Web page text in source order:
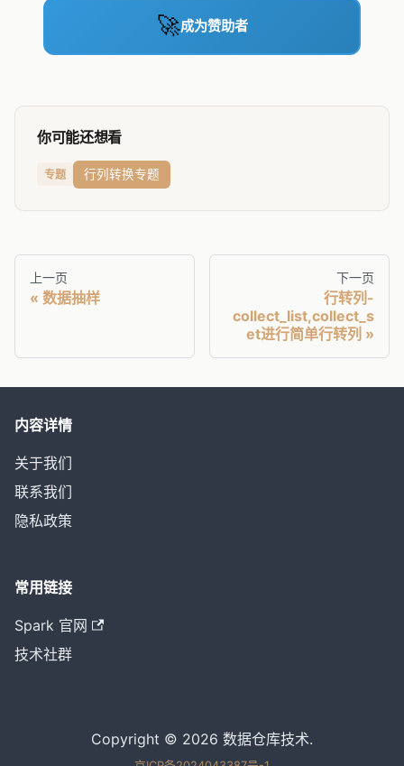
🚀成为赞助者
你可能还想看
专题 行列转换专题
上一页
数据抽样
下一页
行转列-
collect_list,collect_s
et进行简单行转列
内容详情
关于我们
联系我们
隐私政策
常用链接
Spark 官网
技术社群
Copyright © 2026 数据仓库技术.